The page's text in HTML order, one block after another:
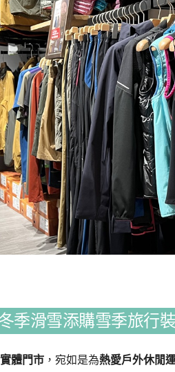
季滑雪添購雪季旅行
體門市 ，宛如是為熱愛戶外休閒